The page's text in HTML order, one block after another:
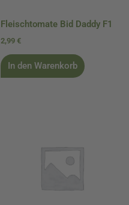
Fleischtomate Bid Daddy F1
2,99 €
In den Warenkorb